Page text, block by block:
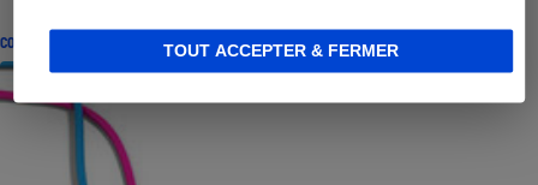
TOUT ACCEPTER & FERMER
CONSEILS